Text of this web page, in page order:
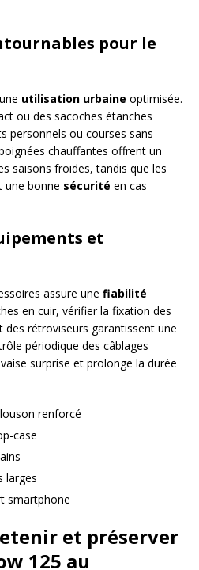
pour le
utilisation urbaine optimisée.
ou des sacoches étanches
personnels ou courses sans
chauffantes offrent un
saisons froides, tandis que les
une bonne sécurité en cas
et
assure une fiabilité
en cuir, vérifier la fixation des
des rétroviseurs garantissent une
périodique des câblages
surprise et prolonge la durée
renforcé
case
larges
smartphone
et préserver
125 au